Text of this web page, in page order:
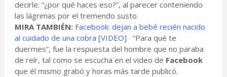
decirle: “¿por qué haces eso?”, al parecer conteniendo
las lágrimas por el tremendo susto.
MIRA TAMBIÉN: Facebook: dejan a bebé recién nacido
al cuidado de una cobra [VIDEO] “Para qué te
duermes”, fue la respuesta del hombre que no paraba
de reír, tal como se escucha en el video de Facebook
que él mismo grabó y horas más tarde publicó.